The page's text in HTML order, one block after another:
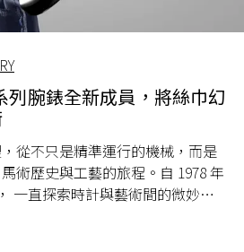
列腕錶全新成員，將絲巾幻
從不只是精準運行的機械，而是
術歷史與工藝的旅程。自 1978 年
一直探索時計與藝術間的微妙關